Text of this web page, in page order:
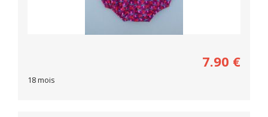
7.90 €
18 mois